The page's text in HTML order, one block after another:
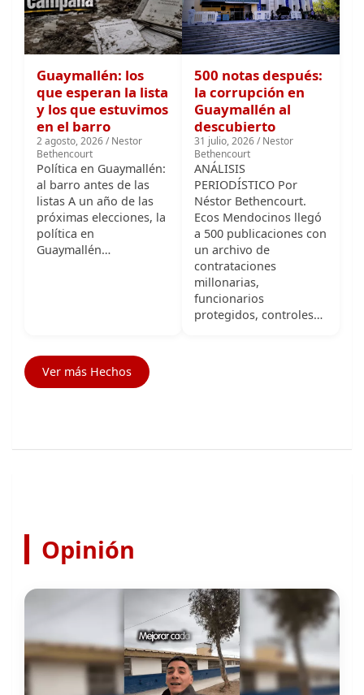
Guaymallén: los
que esperan la lista
y los que estuvimos
en el barro
2 agosto, 2026 / Nestor
Bethencourt
Política en Guaymallén:
al barro antes de las
listas A un año de las
próximas elecciones, la
política en
Guaymallén…
500 notas después:
la corrupción en
Guaymallén al
descubierto
31 julio, 2026 / Nestor
Bethencourt
ANÁLISIS
PERIODÍSTICO Por
Néstor Bethencourt.
Ecos Mendocinos llegó
a 500 publicaciones con
un archivo de
contrataciones
millonarias,
funcionarios
protegidos, controles…